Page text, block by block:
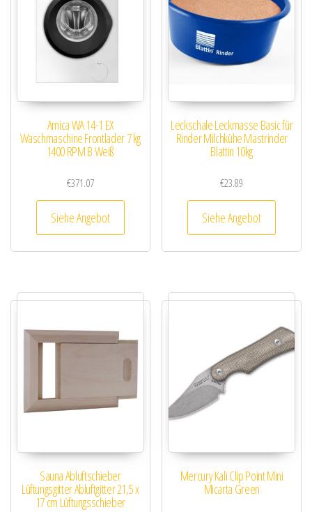
Amica WA 14-1 EX
Waschmaschine Frontlader 7 kg
1400 RPM B Weiß
€371.07
Siehe Angebot
Leckschale Leckmasse Basic für
Rinder Milchkühe Mastrinder
Blattin 10kg
€23.89
Siehe Angebot
Sauna Abluftschieber
Lüftungsgitter Abluftgitter 21,5 x
17 cm Lüftungsschieber
Mercury Kali Clip Point Mini
Micarta Green